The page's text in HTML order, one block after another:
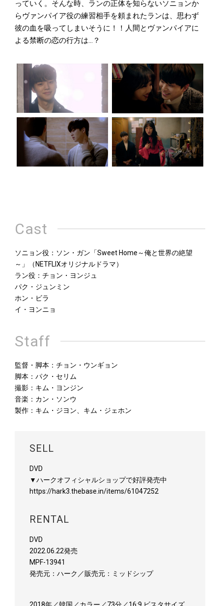
っていく。そんな時、ランの正体を知らないソニョンか
らヴァンパイア役の練習相手を頼まれたランは、思わず
彼の血を吸ってしまいそうに！！人間とヴァンパイアに
よる禁断の恋の行方は...？
Cast
ソニョン役：ソン・ガン「Sweet Home～俺と世界の絶望
～」（NETFLIXオリジナルドラマ）
ラン役：チョン・ヨンジュ
パク・ジュンミン
ホン・ビラ
イ・ヨンニョ
Staff
監督・脚本：チョン・ウンギョン
脚本：パク・セリム
撮影：キム・ヨンジン
音楽：カン・ソンウ
製作：キム・ジヨン、キム・ジェホン
SELL
DVD
▼ハークオフィシャルショップで好評発売中
https://hark3.thebase.in/items/61047252
RENTAL
DVD
2022.06.22発売
MPF-13941
発売元：ハーク／販売元：ミッドシップ